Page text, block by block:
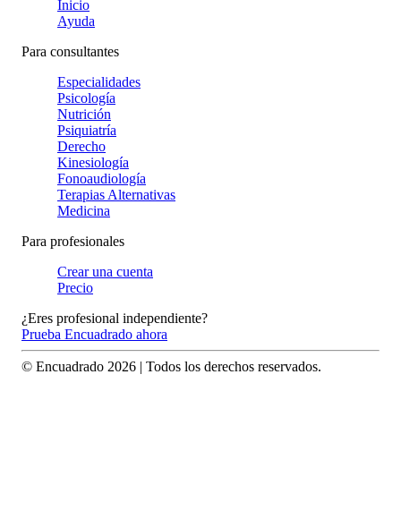
Inicio
Ayuda
Para consultantes
Especialidades
Psicología
Nutrición
Psiquiatría
Derecho
Kinesiología
Fonoaudiología
Terapias Alternativas
Medicina
Para profesionales
Crear una cuenta
Precio
¿Eres profesional independiente?
Prueba Encuadrado ahora
© Encuadrado 2026 | Todos los derechos reservados.